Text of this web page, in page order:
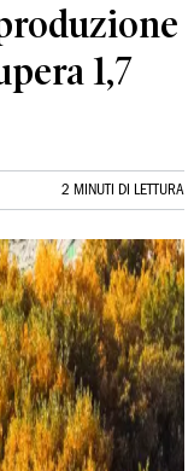
1,7
2 MINUTI DI LETTURA